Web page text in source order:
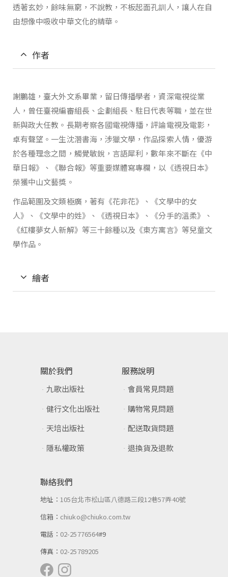
透著玄妙，餘味無窮，不說教，不板起面孔訓人，讓人在自
由想像中吸收中華文化的精華。
作者
謝鵬雄，臺大外文系畢業，留日傳播學者，資深電視從業
人，曾任臺視編審組長、企劃組長、駐日代表等職，並在世
新與政大任教。長期考察各國電視傳播，評論電視及電影，
卓有聲望。一生沈潛書海，涉獵文學，作品探索人情，優游
於各種理念之間，觸覺敏銳，言語犀利，數年來不斷在《中
華日報》、《聯合報》等重要媒體寫專欄，以《透視日本》
榮獲中山文藝獎。
作品範圍及文類極廣，著有《花非花》、《文學中的女
人》、《文學中的姓》、《透視日本》、《分手的溫柔》、
《紅樓夢女人新解》等三十餘種以及《東方寓言》等兒童文
學作品。
繪者
關於我們
九歌出版社
健行文化出版社
天培出版社
隱私權政策
服務說明
會員常見問題
購物常見問題
配送取貨問題
退換貨及退款
聯絡我們
地址：105台北市松山區八德路三段12巷57弄40號
信箱： chiuko@chiuko.com.tw
電話： 02-25776564#9
傳真： 02-25789205